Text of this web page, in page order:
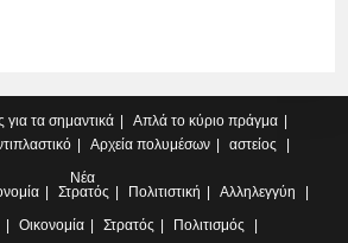
για τα σημαντικά
Απλά το κύριο πράγμα
Αρχεία πολυμέσων
αστείος
Νέα
Στρατός Πολιτιστική
Αλληλεγγύη
Οικονομία Στρατός Πολιτισμός